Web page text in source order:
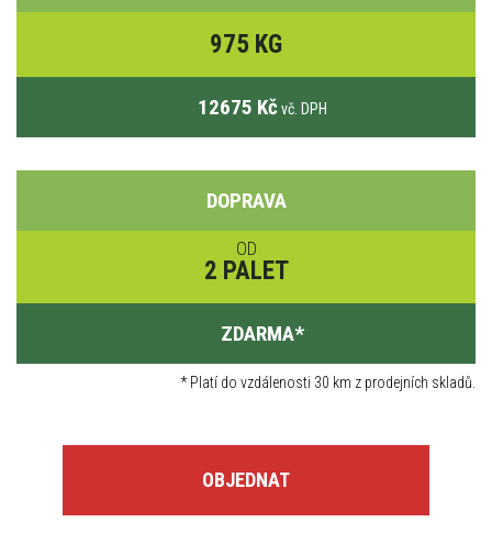
975 KG
12675 Kč vč. DPH
DOPRAVA
OD
2 PALET
ZDARMA*
*Platí do vzdálenosti 30 km z prodejních skladů.
OBJEDNAT